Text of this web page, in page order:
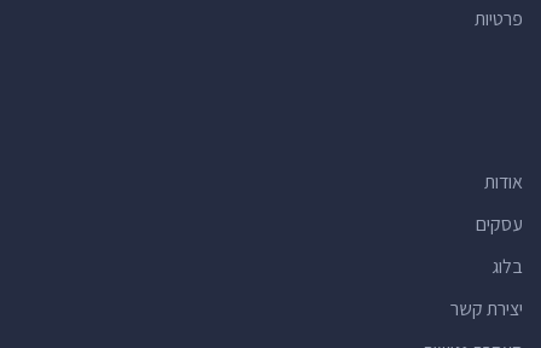
פרטיות
אודות
עסקים
בלוג
יצירת קשר